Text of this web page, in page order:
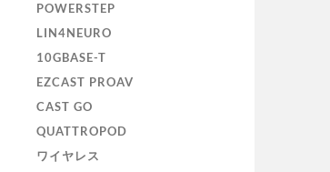
POWERSTEP
LIN4NEURO
10GBASE-T
EZCAST PROAV
CAST GO
QUATTROPOD
ワイヤレス